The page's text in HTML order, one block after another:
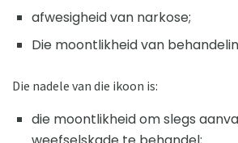
afwesigheid van narkose;
Die moontlikheid van
Die nadele van die ikoon is:
die moontlikheid om slegs